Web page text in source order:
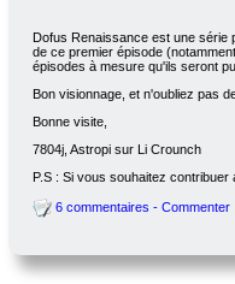
Dofus Renaissance est une série
de ce premier épisode
épisodes à mesure qu'ils seront
Bon visionnage, et n'oubliez pas
Bonne visite,
7804j, Astropi sur Li Crounch
P.S : Si vous souhaitez
6 commentaires - Commenter